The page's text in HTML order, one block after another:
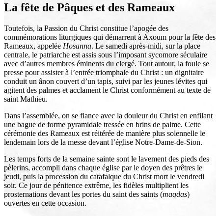
La fête de Pâques et des Rameaux
Toutefois, la Passion du Christ constitue l’apogée des
commémorations liturgiques qui démarrent à Axoum pour la fête des
Rameaux, appelée Hosanna. Le samedi après-midi, sur la place
centrale, le patriarche est assis sous l’imposant sycomore séculaire
avec d’autres membres éminents du clergé. Tout autour, la foule se
presse pour assister à l’entrée triomphale du Christ : un dignitaire
conduit un ânon couvert d’un tapis, suivi par les jeunes lévites qui
agitent des palmes et acclament le Christ conformément au texte de
saint Mathieu.
Dans l’assemblée, on se fiance avec la douleur du Christ en enfilant
une bague de forme pyramidale tressée en brins de palme. Cette
cérémonie des Rameaux est réitérée de manière plus solennelle le
lendemain lors de la messe devant l’église Notre-Dame-de-Sion.
Les temps forts de la semaine sainte sont le lavement des pieds des
pèlerins, accompli dans chaque église par le doyen des prêtres le
jeudi, puis la procession du catafalque du Christ mort le vendredi
soir. Ce jour de pénitence extrême, les fidèles multiplient les
prosternations devant les portes du saint des saints (maqdas)
ouvertes en cette occasion.